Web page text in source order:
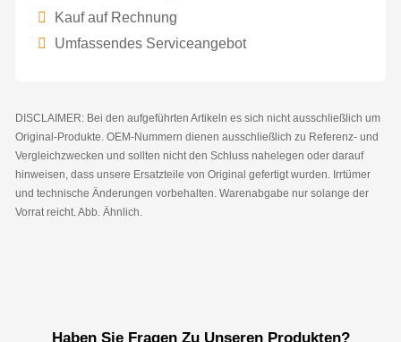
Kauf auf Rechnung
Umfassendes Serviceangebot
DISCLAIMER: Bei den aufgeführten Artikeln es sich nicht ausschließlich um
Original-Produkte. OEM-Nummern dienen ausschließlich zu Referenz- und
Vergleichzwecken und sollten nicht den Schluss nahelegen oder darauf
hinweisen, dass unsere Ersatzteile von Original gefertigt wurden. Irrtümer
und technische Änderungen vorbehalten. Warenabgabe nur solange der
Vorrat reicht. Abb. Ähnlich.
Haben Sie Fragen Zu Unseren Produkten?